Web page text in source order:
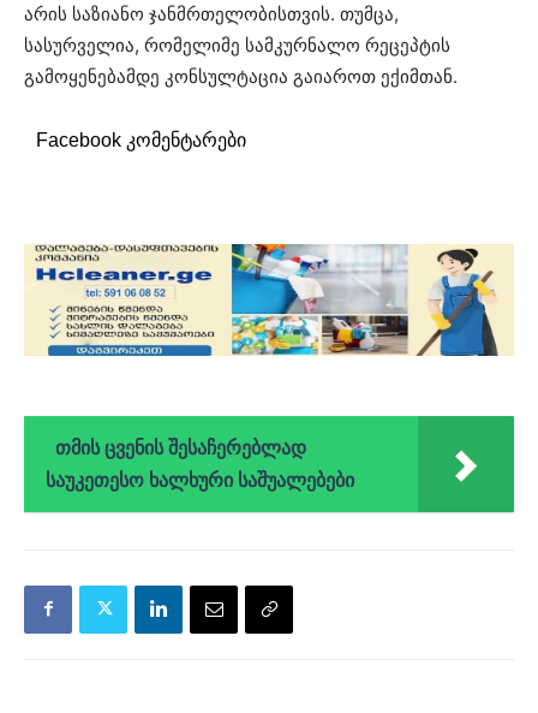
არის საზიანო ჯანმრთელობისთვის. თუმცა,
სასურველია, რომელიმე სამკურნალო რეცეპტის
გამოყენებამდე კონსულტაცია გაიაროთ ექიმთან.
Facebook კომენტარები
თმის ცვენის შესაჩერებლად
საუკეთესო ხალხური საშუალებები